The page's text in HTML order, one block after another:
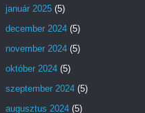
január 2025 (5)
december 2024 (5)
november 2024 (5)
október 2024 (5)
szeptember 2024 (5)
augusztus 2024 (5)